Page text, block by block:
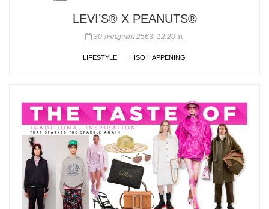
LEVI’S® X PEANUTS®
30 กรกฎาคม 2563, 12:20 น.
LIFESTYLE HISO HAPPENING